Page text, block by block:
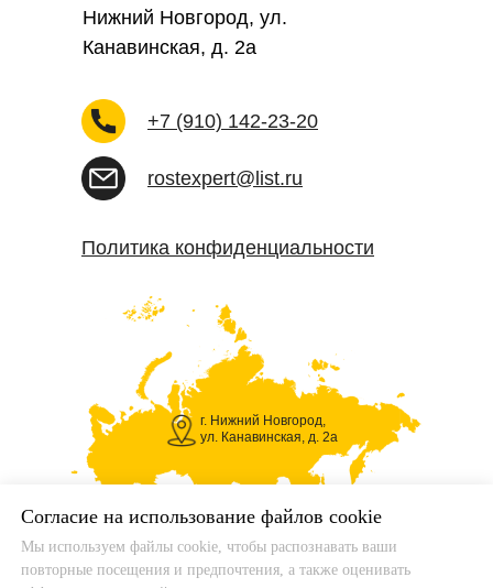
Согласие на использование файлов cookie
Мы используем файлы cookie, чтобы распознавать ваши
повторные посещения и предпочтения, а также оценивать
+7 (910) 142-23-20
rostexpert@list.ru
© ООО "РОСТЭКСПЕРТ" ИНН 5257190881
КПП 525701001 ОГРН 1195275037121
Политика конфиденциальности
Нижний Новгород, ул.
Канавинская, д. 2а
г. Нижний Новгород,
ул. Канавинская, д. 2а